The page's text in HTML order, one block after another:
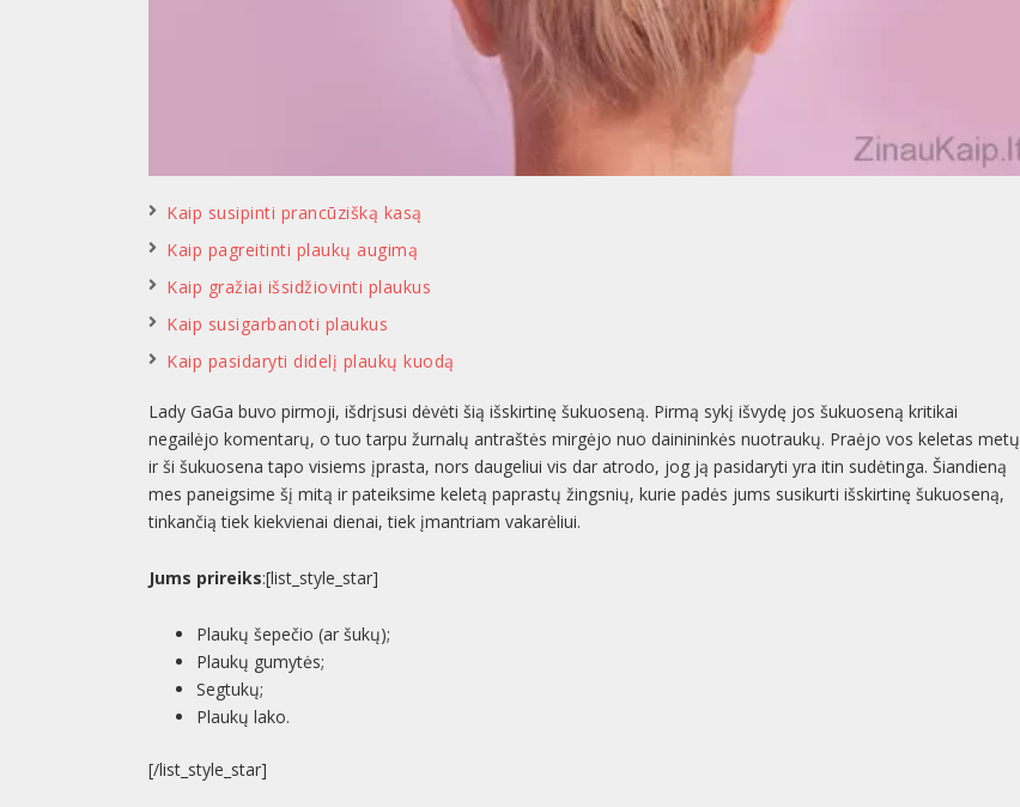
Kaip susipinti prancūzišką kasą
Kaip pagreitinti plaukų augimą
Kaip gražiai išsidžiovinti plaukus
Kaip susigarbanoti plaukus
Kaip pasidaryti didelį plaukų kuodą
Lady GaGa buvo pirmoji, išdrįsusi dėvėti šią išskirtinę šukuoseną. Pirmą sykį išvydę jos šukuoseną kritikai
negailėjo komentarų, o tuo tarpu žurnalų antraštės mirgėjo nuo dainininkės nuotraukų. Praėjo vos keletas metų
ir ši šukuosena tapo visiems įprasta, nors daugeliui vis dar atrodo, jog ją pasidaryti yra itin sudėtinga. Šiandieną
mes paneigsime šį mitą ir pateiksime keletą paprastų žingsnių, kurie padės jums susikurti išskirtinę šukuoseną,
tinkančią tiek kiekvienai dienai, tiek įmantriam vakarėliui.
Jums prireiks:[list_style_star]
Plaukų šepečio (ar šukų);
Plaukų gumytės;
Segtukų;
Plaukų lako.
[/list_style_star]